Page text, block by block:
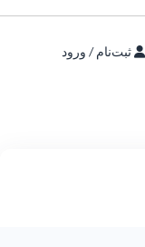
ثبت‌نام / ورود